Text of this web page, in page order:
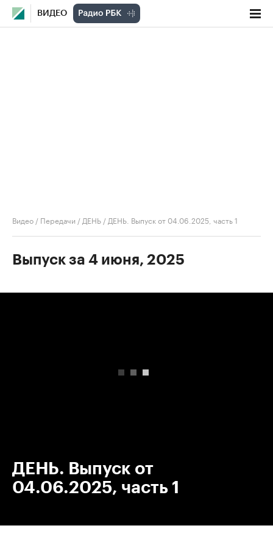
ВИДЕО
Видео / Передачи / ДЕНЬ / ДЕНЬ. Выпуск от 04.06.2025, часть 1
Выпуск за 4 июня, 2025
ДЕНЬ. Выпуск от
04.06.2025, часть 1